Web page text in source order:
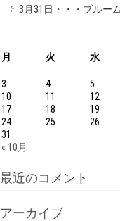
3月31日・・・ブルー
月
火 水
« 10月
3
4 5
10
11 12
17
18 19
24
25 26
31
最近のコメント
アーカイブ